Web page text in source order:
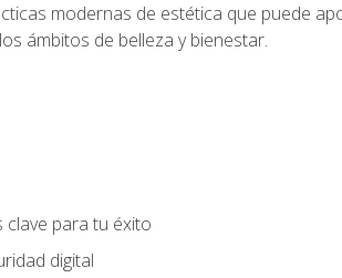
modernas de estética que puede
ámbitos de belleza y bienestar.
clave para tu éxito
digital